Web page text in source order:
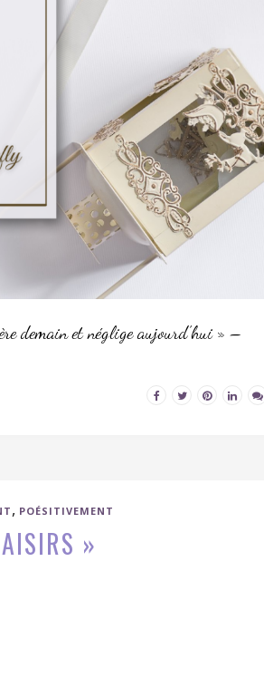
demain et néglige aujourd’hui » –
, POÉSITIVEMENT
»